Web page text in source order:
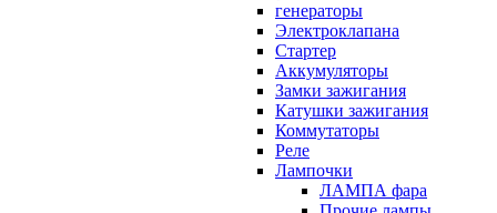
генераторы
Электроклапана
Стартер
Аккумуляторы
Замки зажигания
Катушки зажигания
Коммутаторы
Реле
Лампочки
ЛАМПА фара